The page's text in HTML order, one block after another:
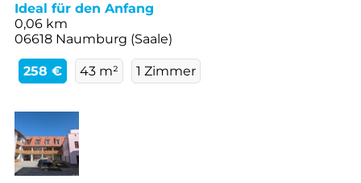
Ideal für den Anfang
0,06 km
06618 Naumburg (Saale)
258 € 43 m² 1 Zimmer